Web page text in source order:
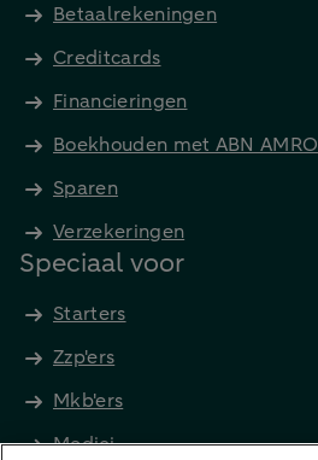
Betaalrekeningen
Creditcards
Financieringen
Boekhouden met ABN AMRO
Sparen
Verzekeringen
Speciaal voor
Starters
Zzp'ers
Mkb'ers
Medici